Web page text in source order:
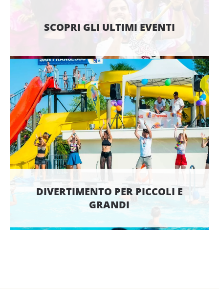
SCOPRI GLI ULTIMI EVENTI
DIVERTIMENTO PER PICCOLI E
GRANDI